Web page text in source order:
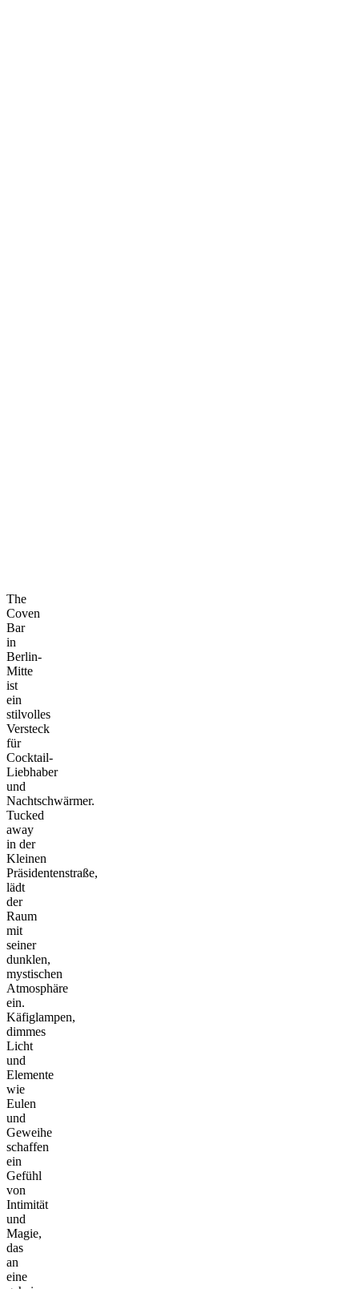
The
Coven
Bar
in
Berlin-
Mitte
ist
ein
stilvolles
Versteck
für
Cocktail-
Liebhaber
und
Nachtschwärmer.
Tucked
away
in der
Kleinen
Präsidentenstraße,
lädt
der
Raum
mit
seiner
dunklen,
mystischen
Atmosphäre
ein.
Käfiglampen,
dimmes
Licht
und
Elemente
wie
Eulen
und
Geweihe
schaffen
ein
Gefühl
von
Intimität
und
Magie,
das
an
eine